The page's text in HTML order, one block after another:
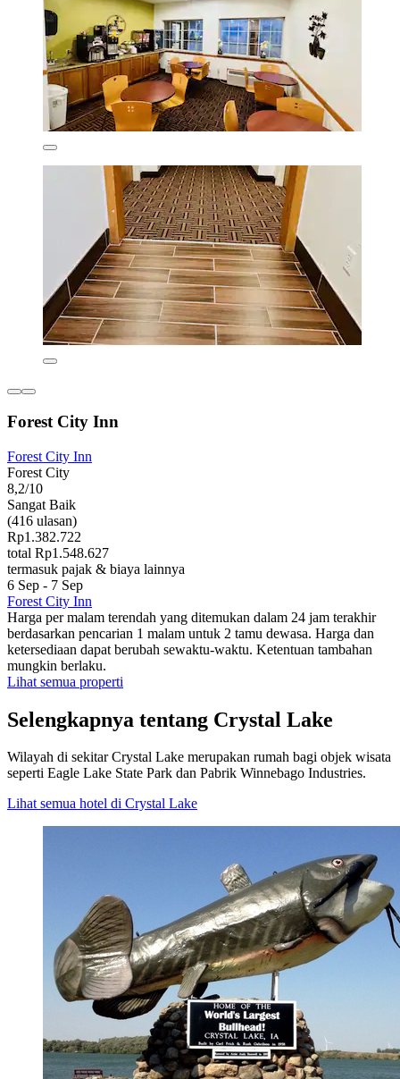
Forest City Inn
Forest City Inn
Forest City
8,2/10
Sangat Baik
(416 ulasan)
Rp1.382.722
total Rp1.548.627
termasuk pajak & biaya lainnya
6 Sep - 7 Sep
Forest City Inn
Harga per malam terendah yang ditemukan dalam 24 jam terakhir
berdasarkan pencarian 1 malam untuk 2 tamu dewasa. Harga dan
ketersediaan dapat berubah sewaktu-waktu. Ketentuan tambahan
mungkin berlaku.
Lihat semua properti
Selengkapnya tentang Crystal Lake
Wilayah di sekitar Crystal Lake merupakan rumah bagi objek wisata
seperti Eagle Lake State Park dan Pabrik Winnebago Industries.
Lihat semua hotel di Crystal Lake